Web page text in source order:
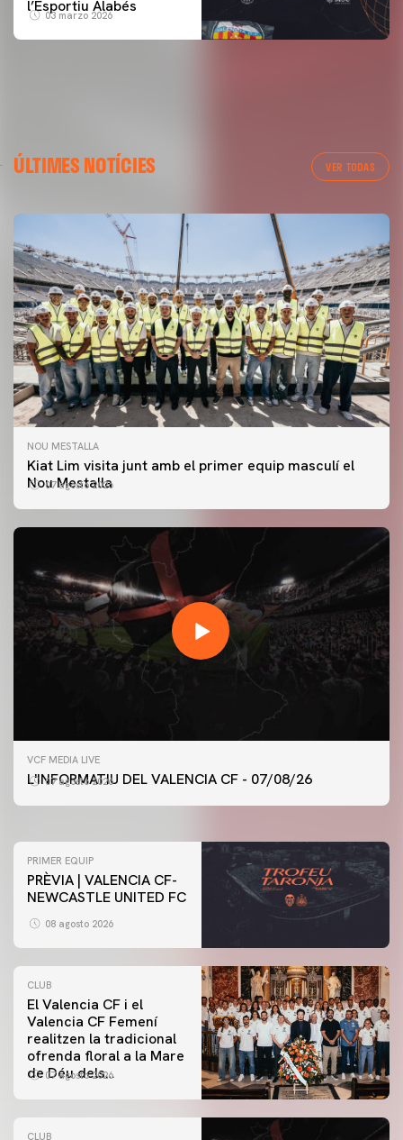
l’Esportiu Alabés
03 marzo 2026
ÚLTIMES NOTÍCIES VER TODAS
NOU MESTALLA
Kiat Lim visita junt amb el primer equip masculí el
Nou Mestalla
07 agosto 2026
VCF MEDIA LIVE
L'INFORMATIU DEL VALENCIA CF - 07/08/26
07 agosto 2026
PRIMER EQUIP
ENTRENAMENT DEL VALENCIA CF 7/8/2026
PRIMER EQUIP
PRÈVIA | VALENCIA CF-
NEWCASTLE UNITED FC
08 agosto 2026
CLUB
El Valencia CF i el
Valencia CF Femení
realitzen la tradicional
ofrenda floral a la Mare
de Déu dels
07 agosto 2026
CLUB